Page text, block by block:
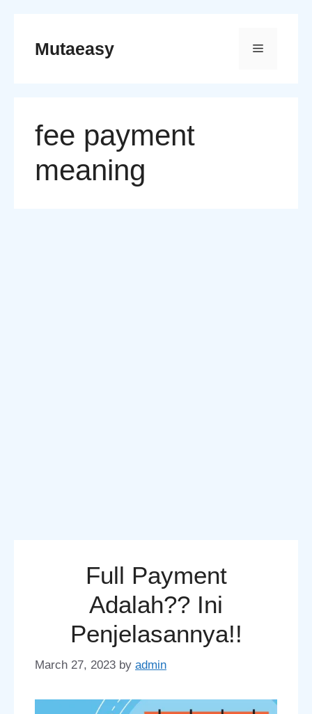
contentMutaeasy Menu
fee payment
meaning
Full Payment
Adalah?? Ini
Penjelasannya!!
March 27, 2023 by admin